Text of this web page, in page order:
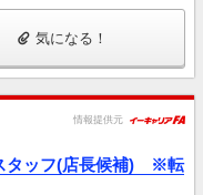
気になる！
情報提供元
タッフ(店長候補) ※転